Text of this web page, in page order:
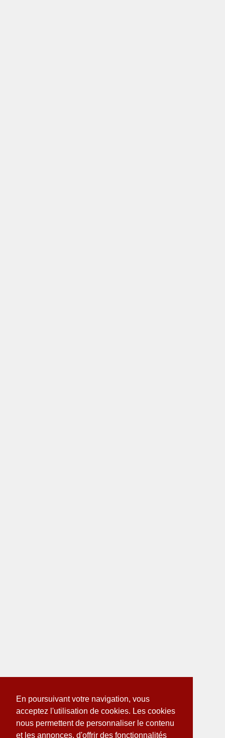
En poursuivant votre navigation, vous
acceptez l'utilisation de cookies. Les cookies
nous permettent de personnaliser le contenu
et les annonces, d'offrir des fonctionnalités